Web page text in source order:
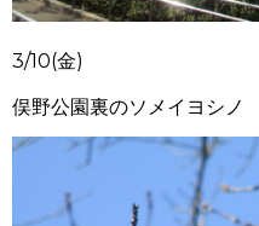
3/10(金)
俣野公園裏のソメイヨシノ